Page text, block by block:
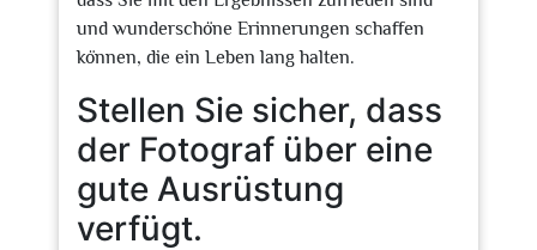
und wunderschöne Erinnerungen schaffen
können, die ein Leben lang halten.
Stellen Sie sicher, dass
der Fotograf über eine
gute Ausrüstung
verfügt.